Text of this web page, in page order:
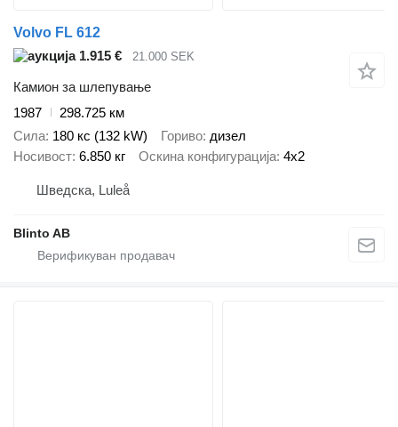
Volvo FL 612
1.915 €
21.000 SEK
Камион за шлепување
1987
298.725 км
Сила 180 кс (132 kW) Гориво дизел
Носивост 6.850 кг Оскина конфигурација 4x2
Шведска, Luleå
Blinto AB